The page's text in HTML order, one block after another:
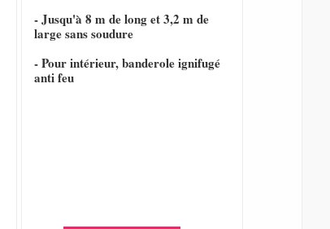
- Jusqu'à 8 m de long et 3,2 m de
large sans soudure
- Pour intérieur, banderole ignifugé
anti feu